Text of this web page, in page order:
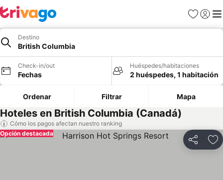
Favoritos
Iniciar
Destino
British Columbia
Check-in/out
Fechas
Huéspedes/habitaciones
2 huéspedes, 1 habitación
Ordenar Filtrar Mapa
Hoteles en British Columbia (Canadá)
Cómo los pagos afectan nuestro ranking
Compartir
Opción destacada